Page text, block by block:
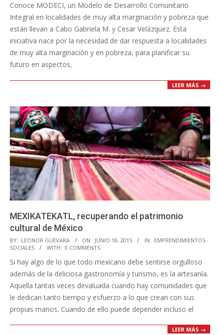
19
Conoce MODECI, un Modelo de Desarrollo Comunitario
Integral en localidades de muy alta marginación y pobreza que
están llevan a Cabo Gabriela M. y Cesar Velázquez. Esta
iniciativa nace por la necesidad de dar respuesta a localidades
de muy alta marginación y en pobreza, para planificar su
futuro en aspectos,
LEER MÁS →
MEXIKATEKATL, recuperando el patrimonio
cultural de México
2015-
06-
18
BY: LEONOR GUEVARA ON: JUNIO 18, 2015 IN: EMPRENDIMIENTOS
SOCIALES
WITH: 0 COMMENTS
Si hay algo de lo que todo mexicano debe sentirse orgulloso
además de la deliciosa gastronomía y turismo, es la artesanía.
Aquella tantas veces devaluada cuando hay comunidades que
le dedican tanto tiempo y esfuerzo a lo que crean con sus
propias manos. Cuando de ello puede depender incluso el
LEER MÁS →